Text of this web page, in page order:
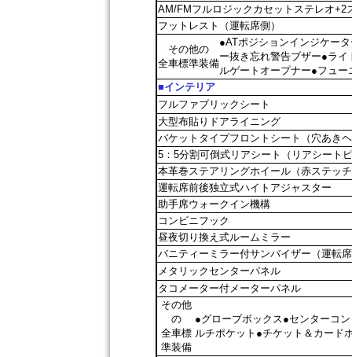
AM/FMフルロジックカセットステレオ+2
フットレスト（運転席側）
その他の
全車標準装備
●ATポジションインジケー
ー抜き忘れ警告ブザー●ラ
ルゲートオープナー●フュ
■インテリア
フルファブリックシート
大型布貼りドアライニング
バケットタイプフロントシート（穴あき
5：5分割可倒式リアシート（リアシート
本革巻ステアリングホイール（赤ステッ
運転席前後独立式ハイトアジャスター
助手席ウォークイン機構
コンビニフック
昼夜切り換え式ルームミラー
バニティーミラー付サンバイザー（運転
メタリックセンターパネル
タコメーター付メーターパネル
その他
の
全車標
準装備
●グローブボックス●センターコ
ルチポケット●チケット＆カード